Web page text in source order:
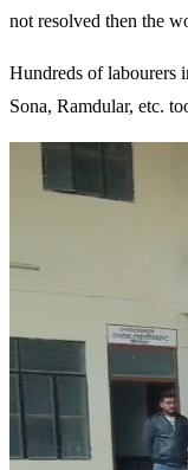
not resolved then the
Hundreds of labourers
Sona, Ramdular, etc.